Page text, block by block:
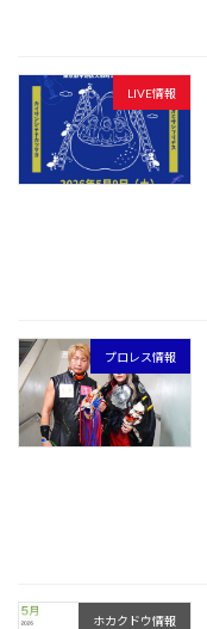
LIVE情報
プロレス情報
ホカクドウ情報